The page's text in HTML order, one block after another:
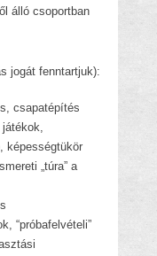
álló csoportban
jogát fenntartjuk):
csapatépítés
játékok,
képességtükör
„túra” a
“próbafelvételi”